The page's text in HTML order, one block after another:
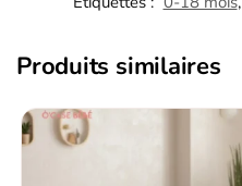
Produits similaires